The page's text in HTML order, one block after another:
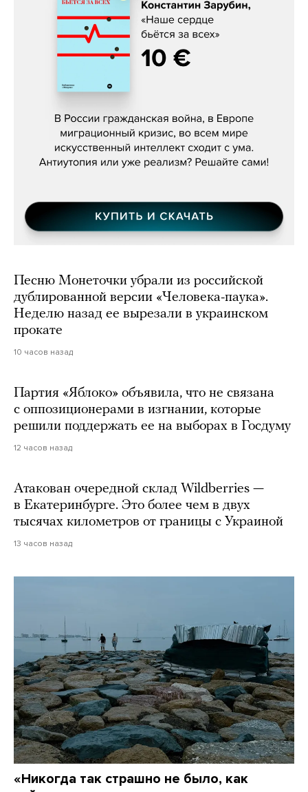
Константин Зарубин, «Наше сердце
Песню Монеточки убрали из российской
дублированной версии «Человека-паука».
Неделю назад ее вырезали в украинском
прокате
10 часов назад
Партия «Яблоко» объявила, что не связана
с оппозиционерами в изгнании, которые
решили поддержать ее на выборах в Госдуму
12 часов назад
Атакован очередной склад Wildberries —
в Екатеринбурге. Это более чем в двух
тысячах километров от границы с Украиной
13 часов назад
«Никогда так страшно не было, как